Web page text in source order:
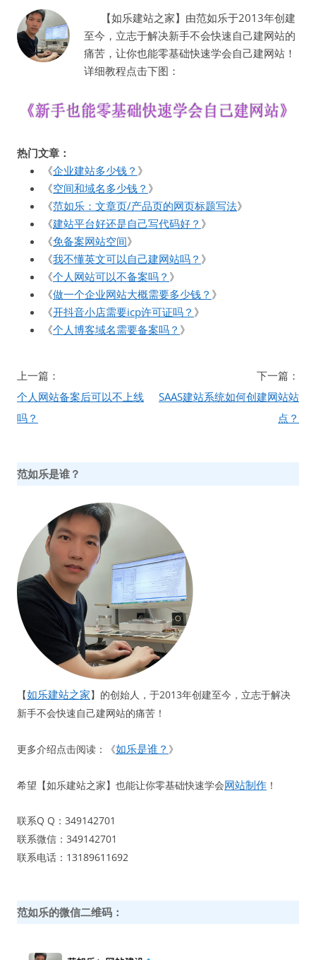
【如乐建站之家】由范如乐于2013年创建
至今，立志于解决新手不会快速自己建网站的
痛苦，让你也能零基础快速学会自己建网站！
详细教程点击下图：
热门文章：
《企业建站多少钱？ 》
《空间和域名多少钱？ 》
《范如乐：文章页/产品页的网页标题写法》
《建站平台好还是自己写代码好？ 》
《免备案网站空间》
《我不懂英文可以自己建网站吗？ 》
《个人网站可以不备案吗？ 》
《做一个企业网站大概需要多少钱？ 》
《开抖音小店需要icp许可证吗？ 》
《个人博客域名需要备案吗？ 》
文
章
导
上一篇：
个人网站备案后可以不上线
吗？
下一篇：
SAAS建站系统如何创建网站站
点？
范如乐是谁？
【如乐建站之家】的创始人，于2013年创建至今，立志于解决
新手不会快速自己建网站的痛苦！
更多介绍点击阅读：《如乐是谁？ 》
希望【如乐建站之家】也能让你零基础快速学会网站制作 ！
联系Q Q：349142701
联系微信：349142701
联系电话：13189611692
范如乐的微信二维码：